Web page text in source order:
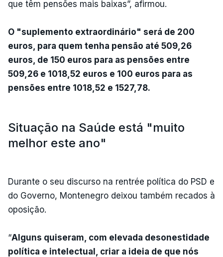
que têm pensões mais baixas”, afirmou.
O "suplemento extraordinário" será de 200
euros, para quem tenha pensão até 509,26
euros, de 150 euros para as pensões entre
509,26 e 1018,52 euros e 100 euros para as
pensões entre 1018,52 e 1527,78.
Situação na Saúde está "muito
melhor este ano"
Durante o seu discurso na rentrée política do PSD e
do Governo, Montenegro deixou também recados à
oposição.
“Alguns quiseram, com elevada desonestidade
política e intelectual, criar a ideia de que nós